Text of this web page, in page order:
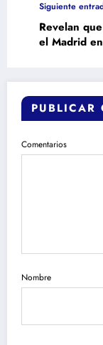
Siguiente
Revelan
el Madrid
PUBLICAR
Comentarios
Nombre